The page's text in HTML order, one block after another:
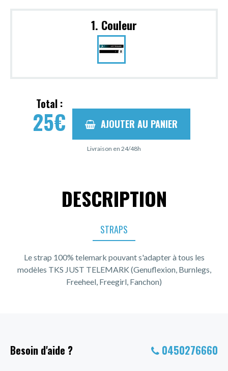
1. Couleur
Total :
25€ AJOUTER AU PANIER
Livraison en 24/48h
DESCRIPTION
STRAPS
Le strap 100% telemark pouvant s'adapter à tous les
modèles TKS JUST TELEMARK (Genuflexion, Burnlegs,
Freeheel, Freegirl, Fanchon)
Besoin d'aide ? 0450276660